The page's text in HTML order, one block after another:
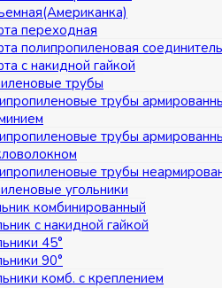
переходная
полипропиленовая
с накидной гайкой
трубы
трубы
трубы
трубы
угольники
комбинированный
с накидной гайкой
45°
90°
комб. с креплением